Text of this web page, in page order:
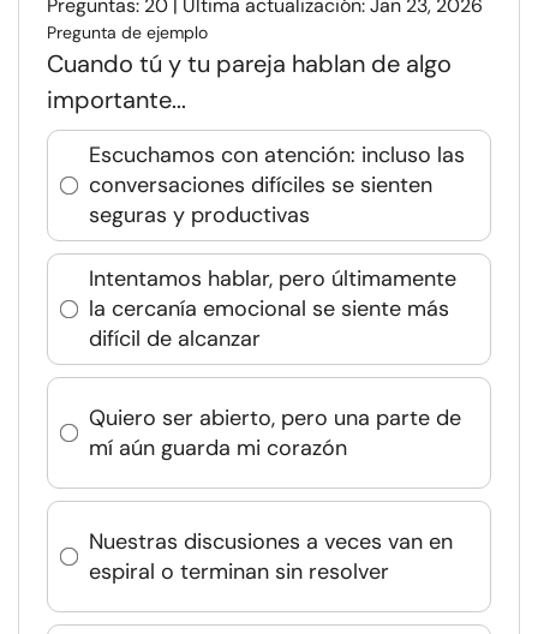
Preguntas: 20 | Última actualización: Jan 23, 2026
Pregunta de ejemplo
Cuando tú y tu pareja hablan de algo
importante...
Escuchamos con atención: incluso las
conversaciones difíciles se sienten
seguras y productivas
Intentamos hablar, pero últimamente
la cercanía emocional se siente más
difícil de alcanzar
Quiero ser abierto, pero una parte de
mí aún guarda mi corazón
Nuestras discusiones a veces van en
espiral o terminan sin resolver